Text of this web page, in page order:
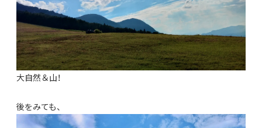
大自然＆山！
後をみても、